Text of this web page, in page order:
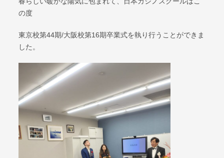
の度
東京校第44期/大阪校第16期卒業式を執り行うことができま
した。